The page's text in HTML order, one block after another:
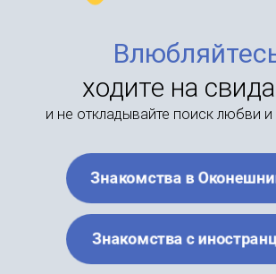
ходите на
и не откладывайте поиск любви
Знакомства в
Знакомства с